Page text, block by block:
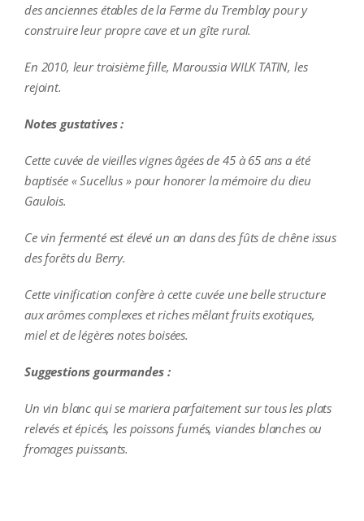
des anciennes étables de la Ferme du Tremblay pour y
construire leur propre cave et un gîte rural.
En 2010, leur troisième fille, Maroussia WILK TATIN, les
rejoint.
Notes gustatives :
Cette cuvée de vieilles vignes âgées de 45 à 65 ans a été
baptisée « Sucellus » pour honorer la mémoire du dieu
Gaulois.
Ce vin fermenté est élevé un an dans des fûts de chêne issus
des forêts du Berry.
Cette vinification confère à cette cuvée une belle structure
aux arômes complexes et riches mêlant fruits exotiques,
miel et de légères notes boisées.
Suggestions gourmandes :
Un vin blanc qui se mariera parfaitement sur tous les plats
relevés et épicés, les poissons fumés, viandes blanches ou
fromages puissants.